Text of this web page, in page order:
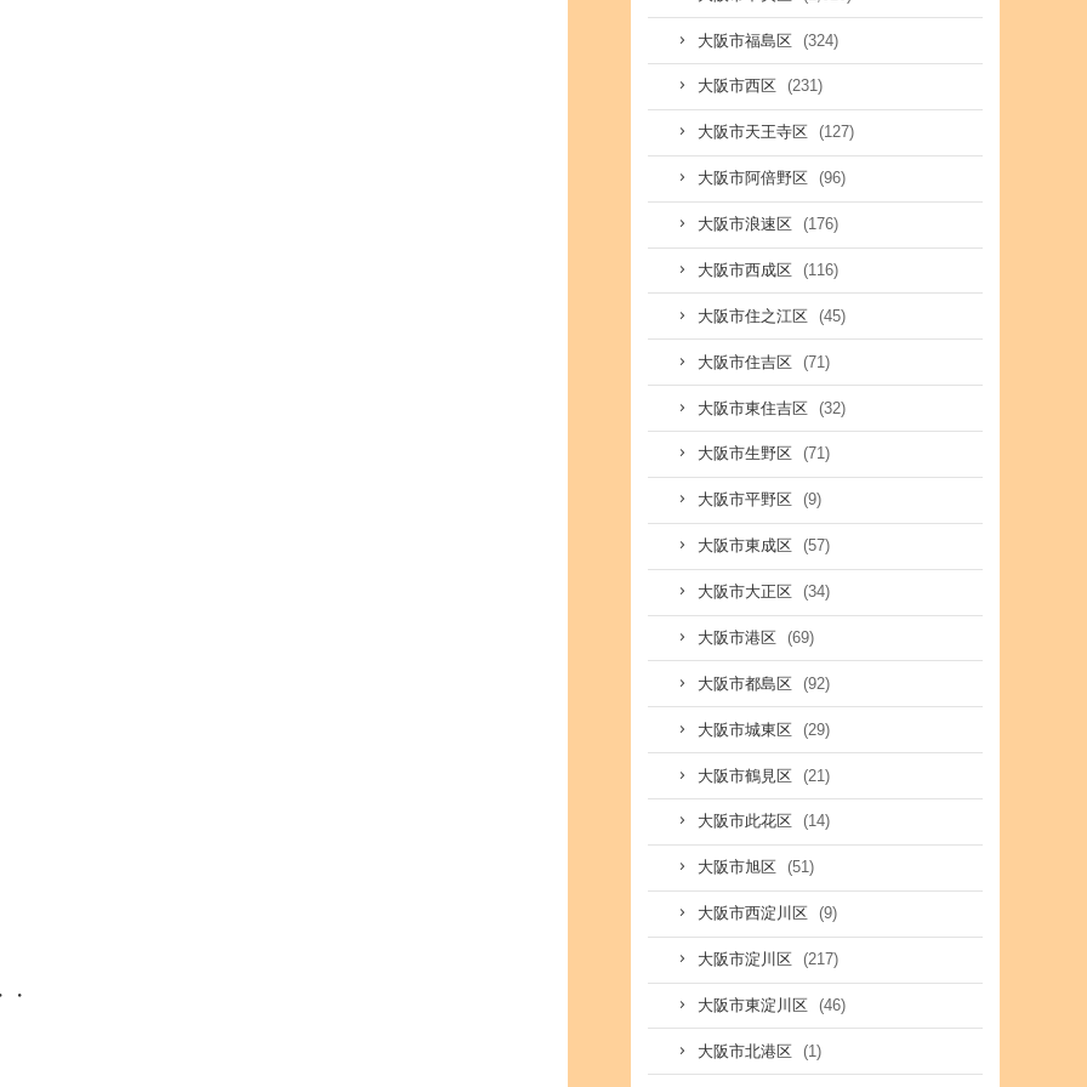
大阪市福島区 (324)
大阪市西区 (231)
大阪市天王寺区 (127)
大阪市阿倍野区 (96)
大阪市浪速区 (176)
大阪市西成区 (116)
大阪市住之江区 (45)
大阪市住吉区 (71)
大阪市東住吉区 (32)
大阪市生野区 (71)
大阪市平野区 (9)
大阪市東成区 (57)
大阪市大正区 (34)
大阪市港区 (69)
大阪市都島区 (92)
大阪市城東区 (29)
大阪市鶴見区 (21)
大阪市此花区 (14)
大阪市旭区 (51)
大阪市西淀川区 (9)
大阪市淀川区 (217)
大阪市東淀川区 (46)
大阪市北港区 (1)